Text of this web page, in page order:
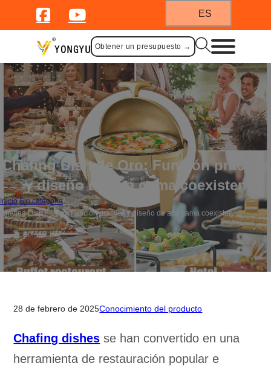
ES
Obtener un presupuesto →
Chafing Dish de Oro: Función práctica
y diseño de alta gama coexisten
Inicio/Sin categoría/
Chafing Dish de Oro: Función práctica y diseño de alta gama coexisten
28 de febrero de 2025Conocimiento del producto
Chafing dishes se han convertido en una
herramienta de restauración popular e